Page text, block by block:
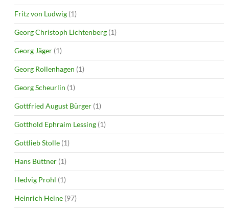
Fritz von Ludwig (1)
Georg Christoph Lichtenberg (1)
Georg Jäger (1)
Georg Rollenhagen (1)
Georg Scheurlin (1)
Gottfried August Bürger (1)
Gotthold Ephraim Lessing (1)
Gottlieb Stolle (1)
Hans Büttner (1)
Hedvig Prohl (1)
Heinrich Heine (97)